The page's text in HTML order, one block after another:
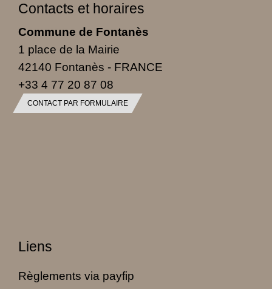
Contacts et horaires
Commune de Fontanès
1 place de la Mairie
42140 Fontanès - FRANCE
+33 4 77 20 87 08
CONTACT PAR FORMULAIRE
Liens
Règlements via payfip